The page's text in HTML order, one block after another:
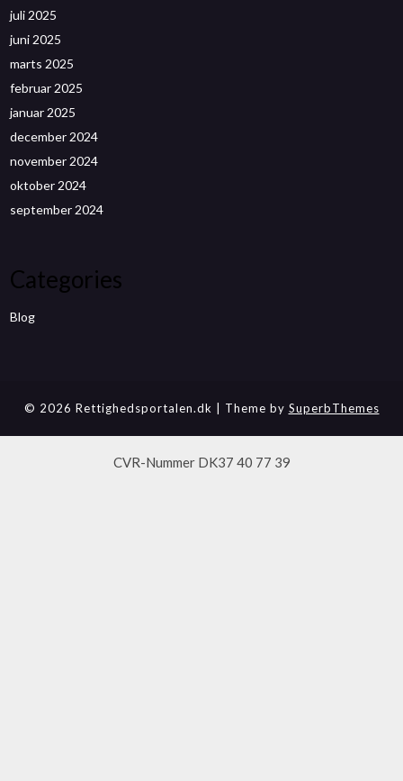
juli 2025
juni 2025
marts 2025
februar 2025
januar 2025
december 2024
november 2024
oktober 2024
september 2024
Categories
Blog
© 2026 Rettighedsportalen.dk | Theme by SuperbThemes
CVR-Nummer DK37 40 77 39